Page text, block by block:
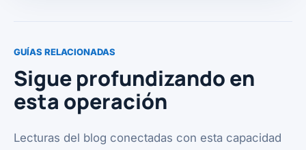
GUÍAS RELACIONADAS
Sigue profundizando en
esta operación
Lecturas del blog conectadas con esta capacidad